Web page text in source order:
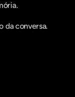
da conversa.